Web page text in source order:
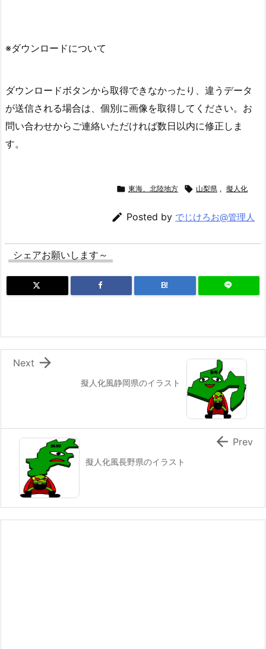
※ダウンロードについて
ダウンロードボタンから取得できなかったり、違うデータ
が送信される場合は、個別に画像を取得してください。お
問い合わせからご連絡いただければ数日以内に修正しま
す。
 東海、北陸地方  山梨県 , 擬人化
 Posted by でじけろお@管理人
シェアお願いします～
B!
擬人化風静岡県のイラスト

Next
擬人化風長野県のイラスト
 Prev